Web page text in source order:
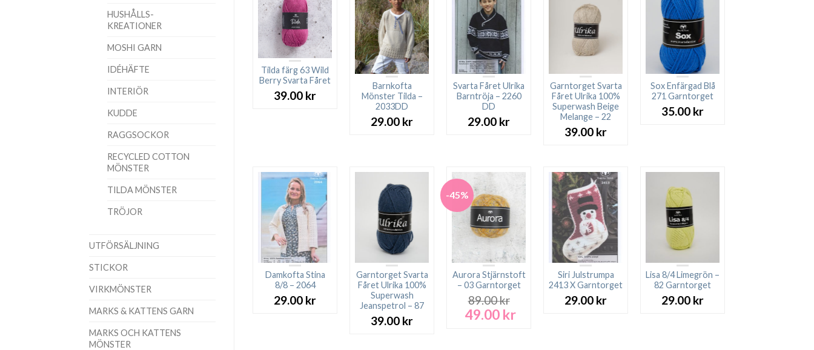
HUSHÅLLS-
KREATIONER
MOSHI GARN
IDÉHÄFTE
INTERIÖR
KUDDE
RAGGSOCKOR
RECYCLED COTTON
MÖNSTER
TILDA MÖNSTER
TRÖJOR
UTFÖRSÄLJNING
STICKOR
VIRKMÖNSTER
MARKS & KATTENS GARN
MARKS OCH KATTENS
MÖNSTER
Tilda färg 63 Wild
Berry Svarta Fåret
39.00 kr
Barnkofta
Mönster Tilda –
2033DD
29.00 kr
Svarta Fåret Ulrika
Barntröja – 2260
DD
29.00 kr
Garntorget Svarta
Fåret Ulrika 100%
Superwash Beige
Melange – 22
39.00 kr
Sox Enfärgad Blå
271 Garntorget
35.00 kr
Damkofta Stina
8/8 – 2064
29.00 kr
Garntorget Svarta
Fåret Ulrika 100%
Superwash
Jeanspetrol – 87
39.00 kr
-45%
Aurora Stjärnstoft
– 03 Garntorget
89.00kr
Det
49.00 krDet
Siri Julstrumpa
2413 X Garntorget
29.00 kr
Lisa 8/4 Limegrön –
82 Garntorget
29.00 kr